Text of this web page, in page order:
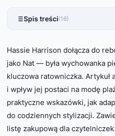
Spis treści(16)
Hassie Harrison dołącza do
jako Nat — była wychowanka
kluczowa ratowniczka. Artykuł
i wpływ jej postaci na modę
praktyczne wskazówki, jak
do codziennych stylizacji.
listę zakupową dla czytelniczek.